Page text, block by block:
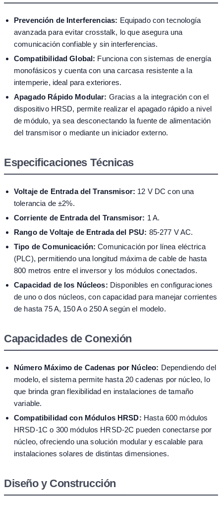
Prevención de Interferencias: Equipado con tecnología
avanzada para evitar crosstalk, lo que asegura una
comunicación confiable y sin interferencias.
Compatibilidad Global: Funciona con sistemas de energía
monofásicos y cuenta con una carcasa resistente a la
intemperie, ideal para exteriores.
Apagado Rápido Modular: Gracias a la integración con el
dispositivo HRSD, permite realizar el apagado rápido a nivel
de módulo, ya sea desconectando la fuente de alimentación
del transmisor o mediante un iniciador externo.
Especificaciones Técnicas
Voltaje de Entrada del Transmisor: 12 V DC con una
tolerancia de ±2%.
Corriente de Entrada del Transmisor: 1 A.
Rango de Voltaje de Entrada del PSU: 85-277 V AC.
Tipo de Comunicación: Comunicación por línea eléctrica
(PLC), permitiendo una longitud máxima de cable de hasta
800 metros entre el inversor y los módulos conectados.
Capacidad de los Núcleos: Disponibles en configuraciones
de uno o dos núcleos, con capacidad para manejar corrientes
de hasta 75 A, 150 A o 250 A según el modelo.
Capacidades de Conexión
Número Máximo de Cadenas por Núcleo: Dependiendo del
modelo, el sistema permite hasta 20 cadenas por núcleo, lo
que brinda gran flexibilidad en instalaciones de tamaño
variable.
Compatibilidad con Módulos HRSD: Hasta 600 módulos
HRSD-1C o 300 módulos HRSD-2C pueden conectarse por
núcleo, ofreciendo una solución modular y escalable para
instalaciones solares de distintas dimensiones.
Diseño y Construcción